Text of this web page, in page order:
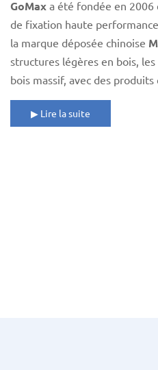
GoMaxa été fondée en 2006
de fixation haute
la marque déposée chinoise
structures légères en bois,
bois massif, avec des
▶ Lire la suite